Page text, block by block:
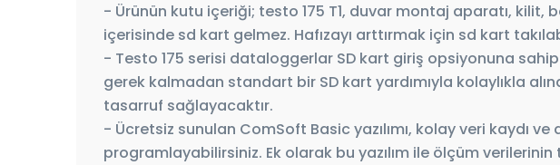
- Ürünün kutu içeriği; testo 175 T1, duvar montaj aparatı,
içerisinde sd kart gelmez. Hafızayı arttırmak için sd kart
- Testo 175 serisi dataloggerlar SD kart giriş opsiyonuna
gerek kalmadan standart bir SD kart yardımıyla kolaylıkla
tasarruf sağlayacaktır.
- Ücretsiz sunulan ComSoft Basic yazılımı, kolay veri kaydı
programlayabilirsiniz. Ek olarak bu yazılım ile ölçüm